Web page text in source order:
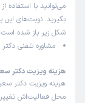
می‌توانید با استفاده
بگیرید. نوبت‌های این
شکل زیر باز شده است:
مشاوره تلفنی
هزینه ویزیت دکتر
هزینه ویزیت دکتر
محل فعالیت‌اش تغییر